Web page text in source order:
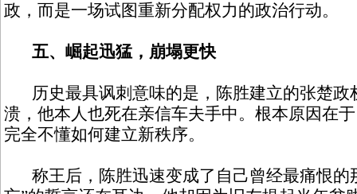
政，而是一场试图重新分配权力的政治行动。
五、崛起迅猛，崩塌更快
历史最具讽刺意味的是，陈胜建立的张楚政
溃，他本人也死在亲信车夫手中。根本原因在
完全不懂如何建立新秩序。
称王后，陈胜迅速变成了自己曾经最痛恨的